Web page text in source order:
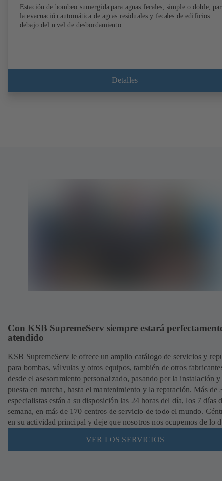
Estación de bombeo sumergida para aguas fecales, simple o doble,
la evacuación automática de aguas residuales y fecales de edificios
debajo del nivel de desbordamiento.
Detalles
Con KSB SupremeServ siempre estará
atendido
KSB SupremeServ le ofrece un amplio catálogo de servicios y
para bombas, válvulas y otros equipos, también de otros
desde el asesoramiento personalizado, pasando por la instalación y
puesta en marcha, hasta el mantenimiento y la reparación. Más de
especialistas están a su disposición las 24 horas del día, los 7 días
semana, en más de 170 centros de servicio de todo el mundo.
en su actividad principal y deje que nosotros nos ocupemos de lo
VER LOS SERVICIOS